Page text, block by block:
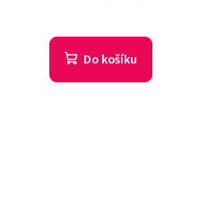
Do košíku